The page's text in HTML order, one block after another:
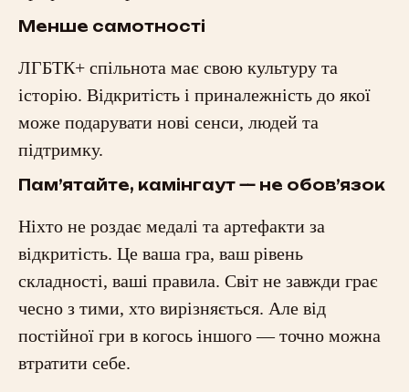
Менше самотності
ЛГБТК+ спільнота має свою культуру та
історію. Відкритість і приналежність до якої
може подарувати нові сенси, людей та
підтримку.
Пам’ятайте, камінгаут — не обов’язок
Ніхто не роздає медалі та артефакти за
відкритість. Це ваша гра, ваш рівень
складності, ваші правила. Світ не завжди грає
чесно з тими, хто вирізняється. Але від
постійної гри в когось іншого — точно можна
втратити себе.